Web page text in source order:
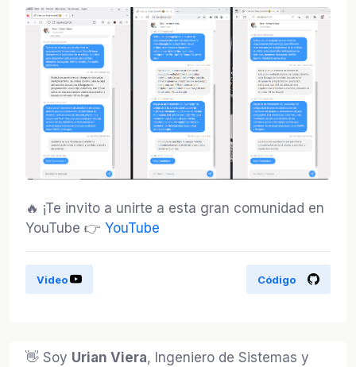
🔥 ¡Te invito a unirte a esta gran comunidad en
YouTube 👉 YouTube
Video Código
👋 Soy Urian Viera, Ingeniero de Sistemas y